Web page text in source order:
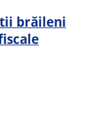
brăileni